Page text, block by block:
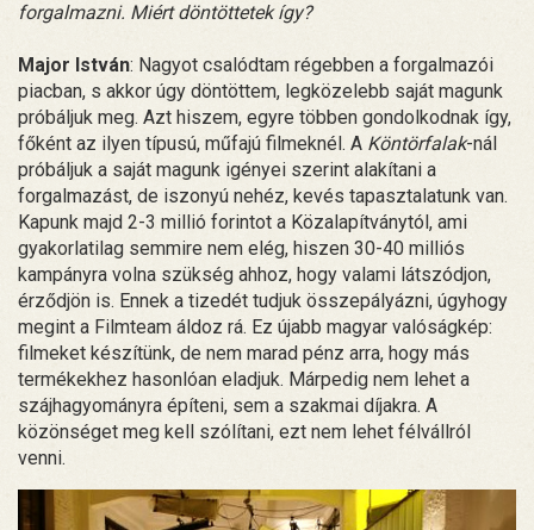
forgalmazni. Miért döntöttetek így?
Major István: Nagyot csalódtam régebben a forgalmazói
piacban, s akkor úgy döntöttem, legközelebb saját magunk
próbáljuk meg. Azt hiszem, egyre többen gondolkodnak így,
főként az ilyen típusú, műfajú filmeknél. A Köntörfalak-nál
próbáljuk a saját magunk igényei szerint alakítani a
forgalmazást, de iszonyú nehéz, kevés tapasztalatunk van.
Kapunk majd 2-3 millió forintot a Közalapítványtól, ami
gyakorlatilag semmire nem elég, hiszen 30-40 milliós
kampányra volna szükség ahhoz, hogy valami látszódjon,
érződjön is. Ennek a tizedét tudjuk összepályázni, úgyhogy
megint a Filmteam áldoz rá. Ez újabb magyar valóságkép:
filmeket készítünk, de nem marad pénz arra, hogy más
termékekhez hasonlóan eladjuk. Márpedig nem lehet a
szájhagyományra építeni, sem a szakmai díjakra. A
közönséget meg kell szólítani, ezt nem lehet félvállról
venni.